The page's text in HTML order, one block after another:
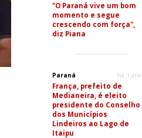
"O Paraná vive um bom
momento e segue
crescendo com força",
diz Piana
Paraná há 1 ano
França, prefeito de
Medianeira, é eleito
presidente do Conselho
dos Municípios
Lindeiros ao Lago de
Itaipu